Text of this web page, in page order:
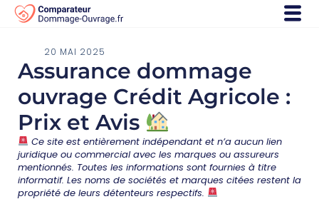
20 MAI 2025
Assurance dommage
ouvrage Crédit Agricole :
Prix et Avis
Ce site est entièrement indépendant et n’a aucun lien
juridique ou commercial avec les marques ou assureurs
mentionnés. Toutes les informations sont fournies à titre
informatif. Les noms de sociétés et marques citées restent la
propriété de leurs détenteurs respectifs.